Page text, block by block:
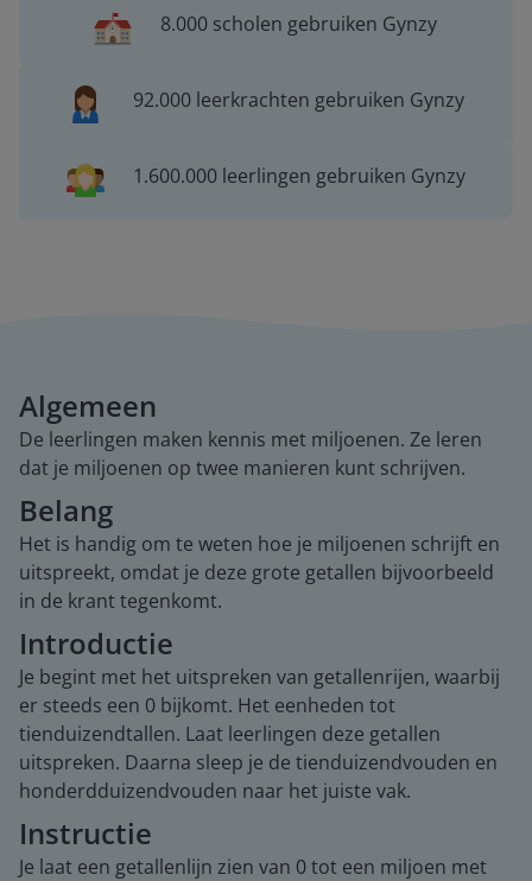
8.000 scholen gebruiken Gynzy
92.000 leerkrachten gebruiken Gynzy
1.600.000 leerlingen gebruiken Gynzy
Algemeen
De leerlingen maken kennis met miljoenen. Ze leren
dat je miljoenen op twee manieren kunt schrijven.
Belang
Het is handig om te weten hoe je miljoenen schrijft en
uitspreekt, omdat je deze grote getallen bijvoorbeeld
in de krant tegenkomt.
Introductie
Je begint met het uitspreken van getallenrijen, waarbij
er steeds een 0 bijkomt. Het eenheden tot
tienduizendtallen. Laat leerlingen deze getallen
uitspreken. Daarna sleep je de tienduizendvouden en
honderdduizendvouden naar het juiste vak.
Instructie
Je laat een getallenlijn zien van 0 tot een miljoen met